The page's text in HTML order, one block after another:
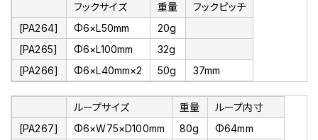
フックサイズ 重量
フックピッチ
[PA264]
Φ6×L50mm
20g
[PA265]
Φ6×L100mm
32g
[PA266]
Φ6×L40mm×2 50g 37mm
ループサイズ 重量
ループ内寸
[PA267]
Φ6×W75×D100mm 80g
Φ64mm